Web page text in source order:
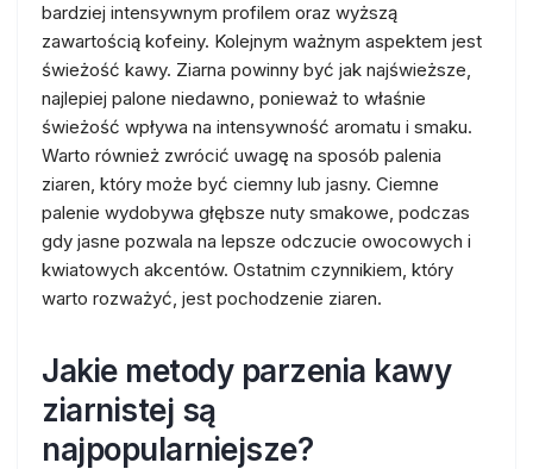
bardziej intensywnym profilem oraz wyższą
zawartością kofeiny. Kolejnym ważnym aspektem jest
świeżość kawy. Ziarna powinny być jak najświeższe,
najlepiej palone niedawno, ponieważ to właśnie
świeżość wpływa na intensywność aromatu i smaku.
Warto również zwrócić uwagę na sposób palenia
ziaren, który może być ciemny lub jasny. Ciemne
palenie wydobywa głębsze nuty smakowe, podczas
gdy jasne pozwala na lepsze odczucie owocowych i
kwiatowych akcentów. Ostatnim czynnikiem, który
warto rozważyć, jest pochodzenie ziaren.
Jakie metody parzenia kawy
ziarnistej są
najpopularniejsze?